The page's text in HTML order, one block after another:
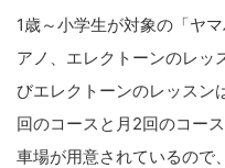
1歳～小学生が対象の「ヤ
アノ、エレクトーンのレッ
びエレクトーンのレッスン
回のコースと月2回のコー
車場が用意されているので